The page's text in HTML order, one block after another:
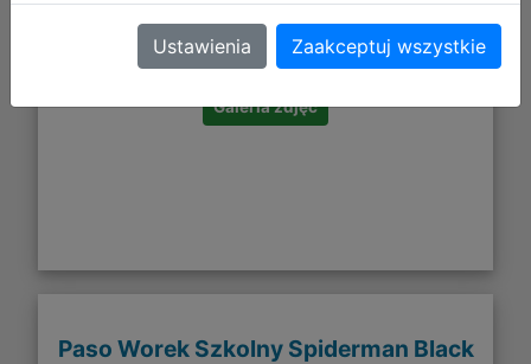
DO KOSZYKA
Galeria zdjęć
Paso Worek Szkolny Spiderman Black
Ustawienia Zaakceptuj wszystkie